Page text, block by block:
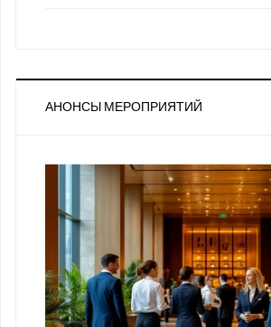
АНОНСЫ МЕРОПРИЯТИЙ